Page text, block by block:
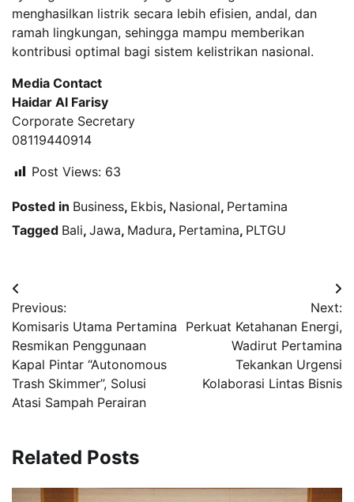
menghasilkan listrik secara lebih efisien, andal, dan
ramah lingkungan, sehingga mampu memberikan
kontribusi optimal bagi sistem kelistrikan nasional.
Media Contact
Haidar Al Farisy
Corporate Secretary
08119440914
Post Views: 63
Posted in Business, Ekbis, Nasional, Pertamina
Tagged Bali, Jawa, Madura, Pertamina, PLTGU
Navigasi
pos
Previous:
Komisaris Utama Pertamina
Resmikan Penggunaan
Kapal Pintar “Autonomous
Trash Skimmer”, Solusi
Atasi Sampah Perairan
Next:
Perkuat Ketahanan Energi,
Wadirut Pertamina
Tekankan Urgensi
Kolaborasi Lintas Bisnis
Related Posts